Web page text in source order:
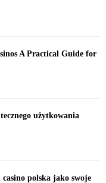
A Practical Guide for
użytkowania
polska jako swoje